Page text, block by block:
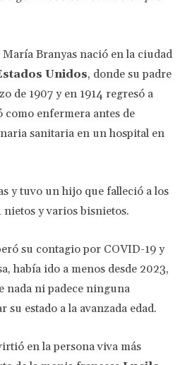
Branyas nació en la ciudad
Unidos, donde su padre
de 1907 y en 1914 regresó a
como enfermera antes de
sanitaria en un hospital en
y tuvo un hijo que falleció a los
nietos y varios bisnietos.
su contagio por COVID-19 y
había ido a menos desde 2023,
nada ni padece ninguna
su estado a la avanzada edad.
en la persona viva más